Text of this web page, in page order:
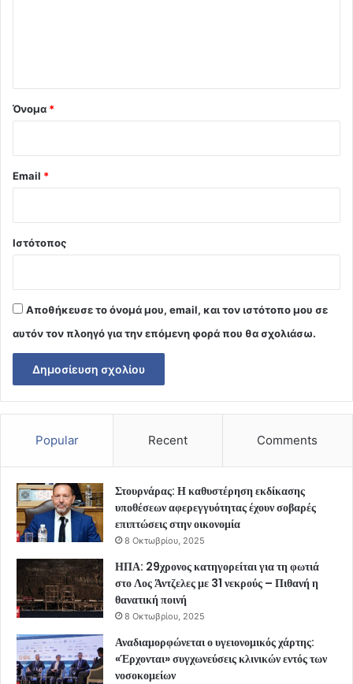
Όνομα *
Email *
Ιστότοπος
Αποθήκευσε το όνομά μου, email, και τον ιστότοπο μου σε
αυτόν τον πλοηγό για την επόμενη φορά που θα σχολιάσω.
Popular Recent Comments
Στουρνάρας: Η καθυστέρηση εκδίκασης
υποθέσεων αφερεγγυότητας έχουν σοβαρές
επιπτώσεις στην οικονομία
8 Οκτωβρίου, 2025
ΗΠΑ: 29χρονος κατηγορείται για τη φωτιά
στο Λος Άντζελες με 31 νεκρούς – Πιθανή η
θανατική ποινή
8 Οκτωβρίου, 2025
Αναδιαμορφώνεται ο υγειονομικός χάρτης:
«Έρχονται» συγχωνεύσεις κλινικών εντός των
νοσοκομείων